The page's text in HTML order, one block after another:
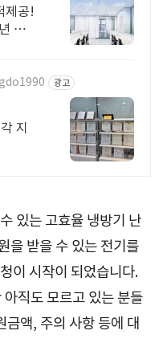
제공!
연속
광고
지
있는 고효율 냉방기 난
을 받을 수 있는 전기를
이 시작이 되었습니다.
직도 모르고 있는 분들
금액, 주의 사항 등에 대